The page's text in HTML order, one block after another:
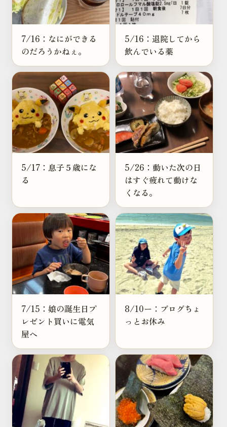
7/16：なにができる
のだろうかねぇ。
5/16：退院してから
飲んでいる薬
5/17：息子５歳にな
る
5/26：動いた次の日
はすぐ疲れて動けな
くなる。
7/15：娘の誕生日プ
レゼント買いに電気
屋へ
8/10ー：ブログちょ
っとお休み